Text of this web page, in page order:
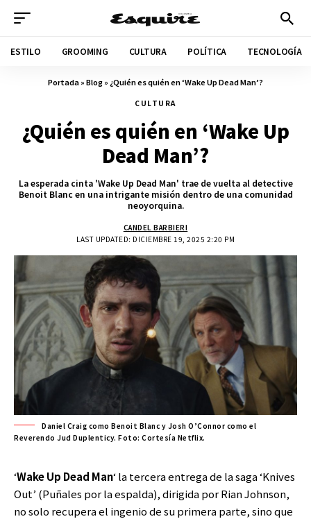
ESTILO GROOMING CULTURA POLÍTICA TECNOLOGÍA
Portada»Blog» ¿Quién es quién en ‘Wake Up Dead Man’?
CULTURA
¿Quién es quién en ‘Wake Up
Dead Man’?
La esperada cinta 'Wake Up Dead Man' trae de vuelta al detective
Benoit Blanc en una intrigante misión dentro de una comunidad
neoyorquina.
LAST UPDATED: DICIEMBRE 19, 2025 2:20 PM
CANDEL BARBIERI
Daniel Craig como Benoit Blanc y Josh O’Connor como el
Reverendo Jud Duplenticy. Foto: Cortesía Netflix.
‘Wake Up Dead Man‘ la tercera entrega de la saga ‘Knives
Out’ (Puñales por la espalda), dirigida por Rian Johnson,
no solo recupera el ingenio de su primera parte, sino que